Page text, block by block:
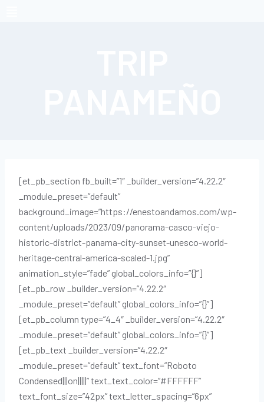
[et_pb_section fb_built=”1″ _builder_version=”4.22.2″
_module_preset=”default”
background_image=”https://enestoandamos.com/wp-
content/uploads/2023/09/panorama-casco-viejo-
historic-district-panama-city-sunset-unesco-world-
heritage-central-america-scaled-1.jpg”
animation_style=”fade” global_colors_info=”{}”]
[et_pb_row _builder_version=”4.22.2″
_module_preset=”default” global_colors_info=”{}”]
[et_pb_column type=”4_4″ _builder_version=”4.22.2″
_module_preset=”default” global_colors_info=”{}”]
[et_pb_text _builder_version=”4.22.2″
_module_preset=”default” text_font=”Roboto
Condensed|||on|||||” text_text_color=”#FFFFFF”
text_font_size=”42px” text_letter_spacing=”6px”